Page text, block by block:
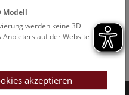
Modell
werden keine 3D
Anbieters auf der Website
akzeptieren